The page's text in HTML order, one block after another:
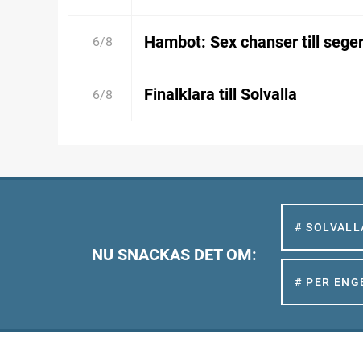
6/8 Hambot: Sex chanser till seger
6/8 Finalklara till Solvalla
NU SNACKAS DET OM:
#
# PER